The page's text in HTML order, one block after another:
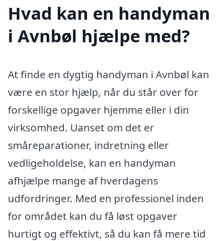
Hvad kan en handyman
i Avnbøl hjælpe med?
At finde en dygtig handyman i Avnbøl kan
være en stor hjælp, når du står over for
forskellige opgaver hjemme eller i din
virksomhed. Uanset om det er
småreparationer, indretning eller
vedligeholdelse, kan en handyman
afhjælpe mange af hverdagens
udfordringer. Med en professionel inden
for området kan du få løst opgaver
hurtigt og effektivt, så du kan få mere tid